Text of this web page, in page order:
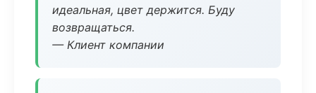
идеальная, цвет держится. Буду
возвращаться.
— Клиент компании